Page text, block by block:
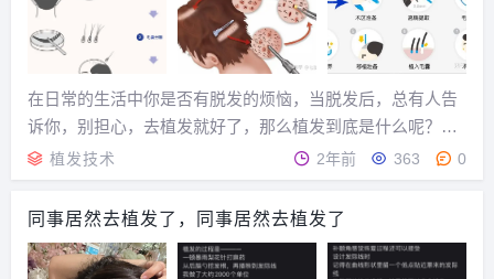
在日常的生活中你是否有脱发的烦恼，当脱发后，总有人告
诉你，别担心，去植发就好了，那么植发到底是什么呢？一
句话来形容：植发是改善脱发者形象的一种微创手术治疗方
法。同样也是目前所有对抗脱发手段中最优的选择。...
植发技术 2年前 363 0
同事居然去植发了，同事居然去植发了